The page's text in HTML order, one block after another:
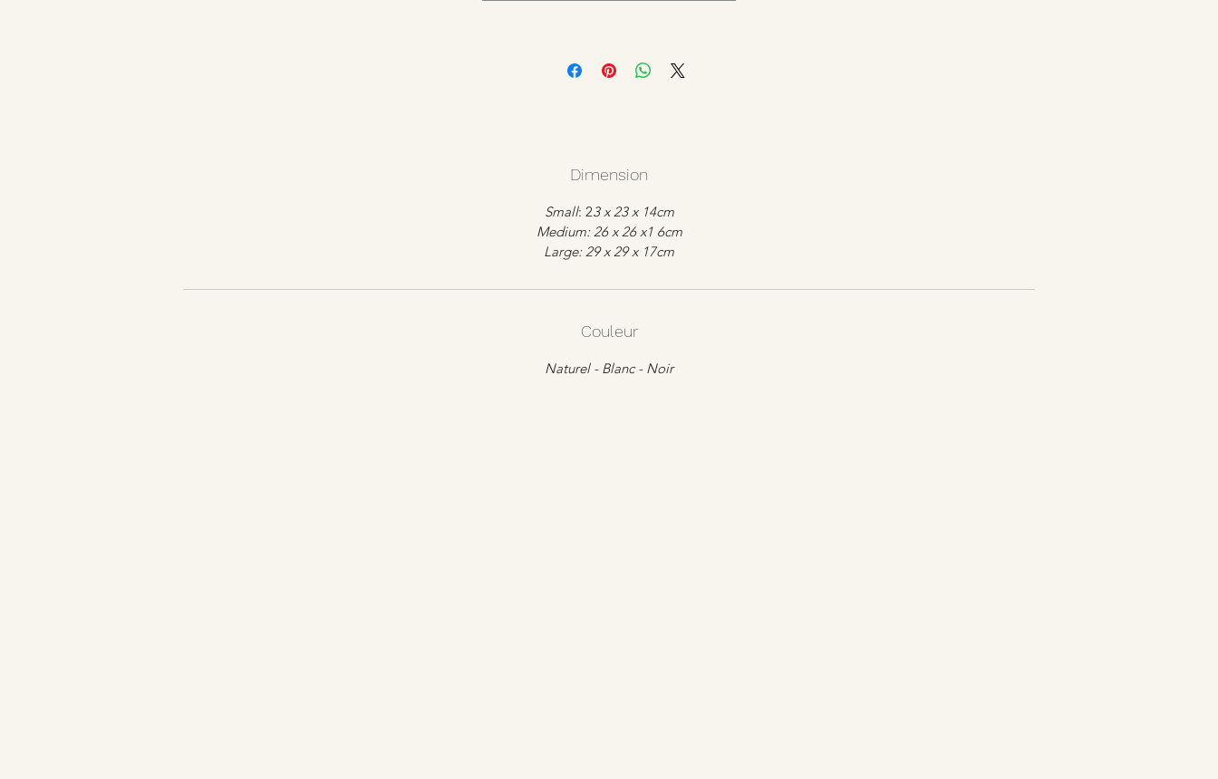
Dimension
Small: 23 x 23 x 14cm
Medium: 26 x 26 x1 6cm
Large: 29 x 29 x 17cm
Couleur
Naturel - Blanc - Noir